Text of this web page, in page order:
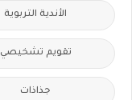
الأندية التربوية
تقويم تشخيصي
جذاذات